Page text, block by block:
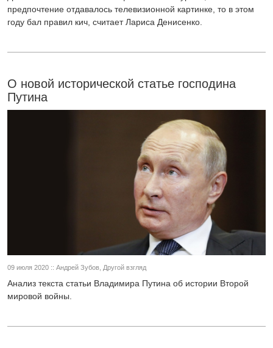
предпочтение отдавалось телевизионной картинке, то в этом
году бал правил кич, считает Лариса Денисенко.
О новой исторической статье господина
Путина
09 июля 2020 :: Андрей Зубов, Другой взгляд
Анализ текста статьи Владимира Путина об истории Второй
мировой войны.